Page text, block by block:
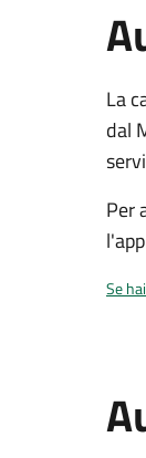
La
dal
Per
Se